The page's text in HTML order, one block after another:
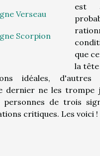
Verseau
Scorpion
est
que
la
idéales,
ne les trompe
de trois
critiques. Les voici !